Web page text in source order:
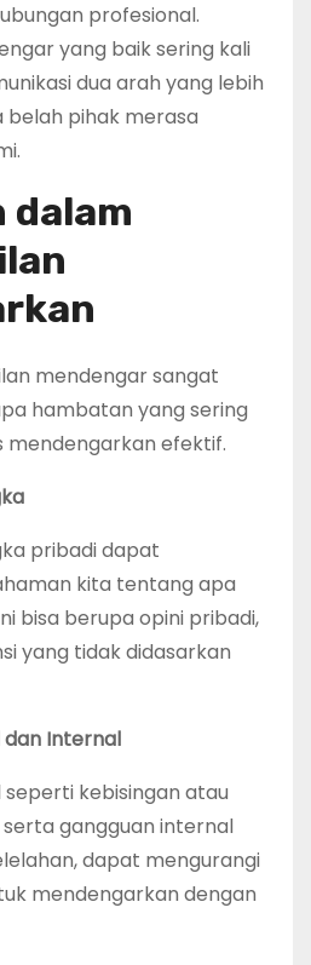
profesional.
yang baik sering kali
dua arah yang lebih
belah pihak merasa
dalam
mendengar sangat
hambatan yang sering
mendengarkan efektif.
pribadi dapat
kita tentang apa
bisa berupa opini pribadi,
yang tidak didasarkan
dan Internal
kebisingan atau
gangguan internal
dapat mengurangi
mendengarkan dengan